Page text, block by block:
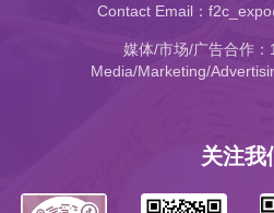
Contact Email：
媒体/市场/广告合作
Media/Marketing/
关注我